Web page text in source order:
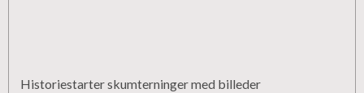
Historiestarter skumterninger med billeder